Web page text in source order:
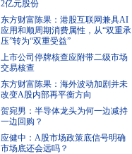
2亿元股份
东方财富陈果：港股互联网兼具AI
应用和顺周期消费属性，从“双重承
压”转为“双重受益”
上市公司停牌核查应附带二级市场
交易核查
东方财富陈果：海外波动加剧并未
改变A股内部再平衡方向
贺宛男：半导体龙头为何一边减持
一边回购？
应健中：A股市场政策底信号明确
市场底还会远吗？